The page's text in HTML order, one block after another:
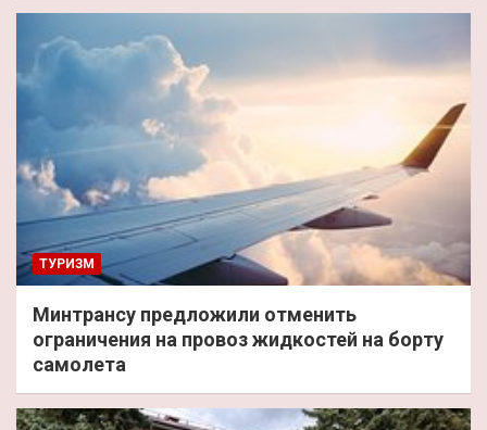
ТУРИЗМ
Минтрансу предложили отменить
ограничения на провоз жидкостей на борту
самолета